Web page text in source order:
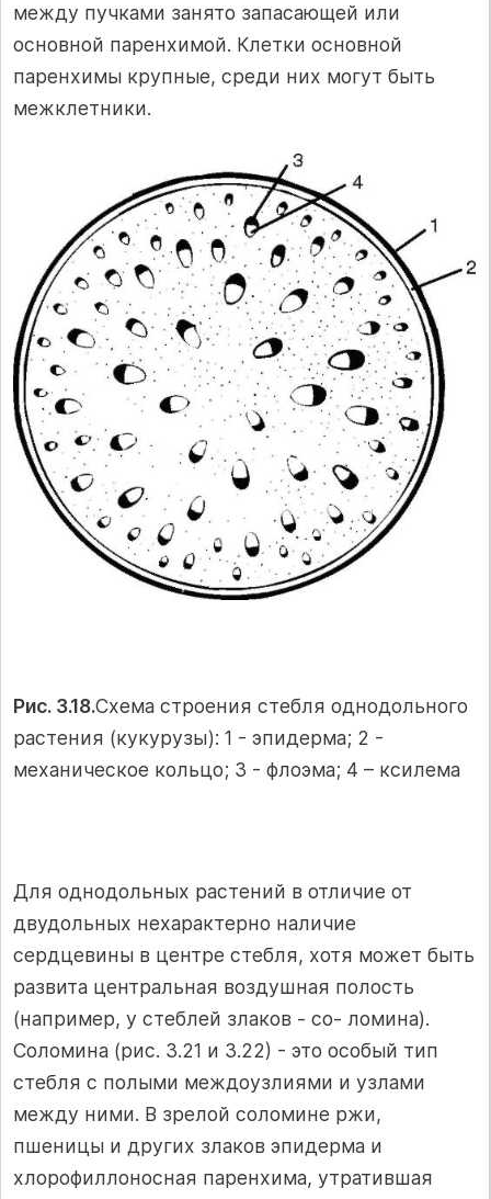
между пучками занято запасающей или
основной паренхимой. Клетки основной
паренхимы крупные, среди них могут быть
межклетники.
Рис. 3.18.Схема строения стебля однодольного
растения (кукурузы): 1 - эпидерма; 2 -
механическое кольцо; 3 - флоэма; 4 – ксилема
Для однодольных растений в отличие от
двудольных нехарактерно наличие
сердцевины в центре стебля, хотя может быть
развита центральная воздушная полость
(например, у стеблей злаков - со- ломина).
Соломина (рис. 3.21 и 3.22) - это особый тип
стебля с полыми междоузлиями и узлами
между ними. В зрелой соломине ржи,
пшеницы и других злаков эпидерма и
хлорофиллоносная паренхима, утратившая